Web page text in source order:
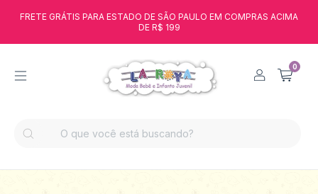
FRETE GRÁTIS PARA ESTADO DE SÃO PAULO EM COMPRAS ACIMA
DE R$ 199
0